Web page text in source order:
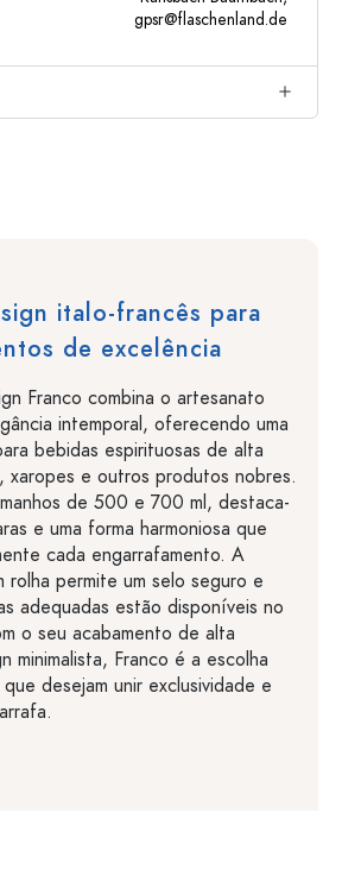
gpsr@flaschenland.de
italo-francês para
de excelência
Franco combina o artesanato
intemporal, oferecendo uma
bebidas espirituosas de alta
xaropes e outros produtos nobres.
de 500 e 700 ml, destaca-
e uma forma harmoniosa que
cada engarrafamento. A
rolha permite um selo seguro e
adequadas estão disponíveis no
o seu acabamento de alta
minimalista, Franco é a escolha
desejam unir exclusividade e